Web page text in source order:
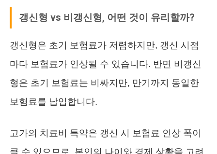
갱신형 vs 비갱신형, 어떤 것이 유리할까?
갱신형은 초기 보험료가 저렴하지만, 갱신 시점
마다 보험료가 인상될 수 있습니다. 반면 비갱신
형은 초기 보험료는 비싸지만, 만기까지 동일한
보험료를 납입합니다.
고가의 치료비 특약은 갱신 시 보험료 인상 폭이
클 수 있으므로, 본인의 나이와 경제 상황을 고려